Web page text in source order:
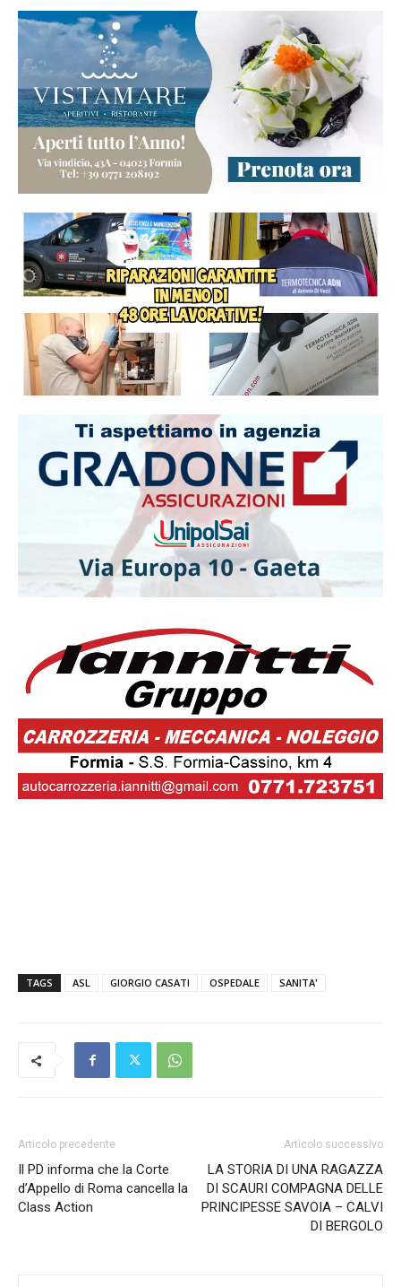
TAGS ASL GIORGIO CASATI OSPEDALE SANITA'
Articolo precedente
Il PD informa che la Corte
d’Appello di Roma cancella la
Class Action
Articolo successivo
LA STORIA DI UNA RAGAZZA
DI SCAURI COMPAGNA DELLE
PRINCIPESSE SAVOIA – CALVI
DI BERGOLO